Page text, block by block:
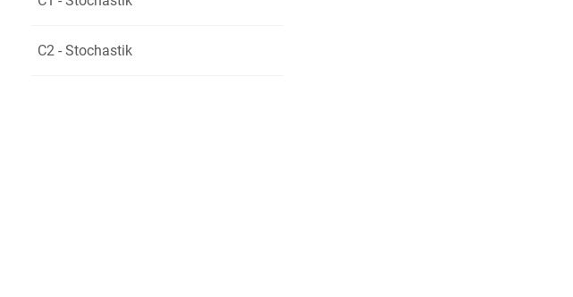
C2 - Stochastik